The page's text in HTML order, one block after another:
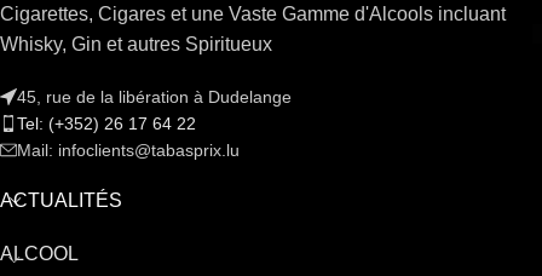
Cigarettes, Cigares et une Vaste Gamme d'Alcools incluant
Whisky, Gin et autres Spiritueux
45, rue de la libération à Dudelange
Tel: (+352) 26 17 64 22
Mail: infoclients@tabasprix.lu
ACTUALITÉS
ALCOOL